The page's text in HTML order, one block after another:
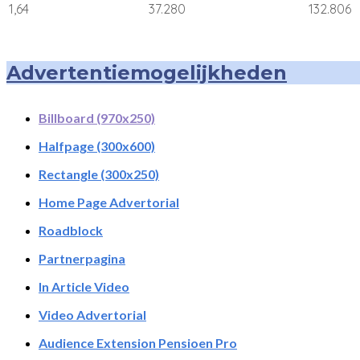
1,64 37.280 132.806
Advertentiemogelijkheden
Billboard (970x250)
Halfpage (300x600)
Rectangle (300x250)
Home Page Advertorial
Roadblock
Partnerpagina
In Article Video
Video Advertorial
Audience Extension Pensioen Pro